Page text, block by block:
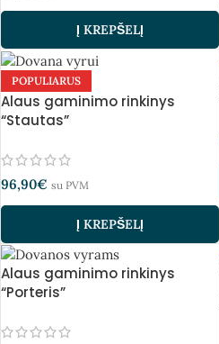
Į KREPŠELĮ
POPULIARUS
Alaus gaminimo rinkinys
“Stautas”
96,90€ su PVM
Į KREPŠELĮ
Alaus gaminimo rinkinys
“Porteris”